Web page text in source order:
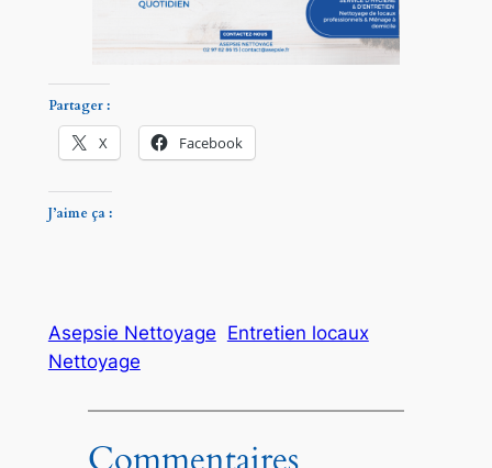
Partager :
X Facebook
J’aime ça :
Asepsie Nettoyage Entretien locaux
Nettoyage